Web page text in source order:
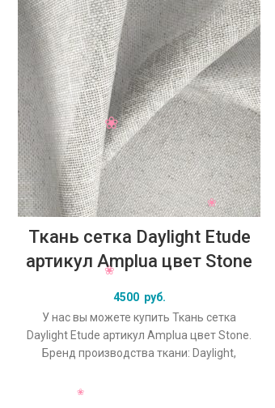
Ткань сетка Daylight Etude
артикул Amplua цвет Stone
4500 руб.
У нас вы можете купить Ткань сетка
Daylight Etude артикул Amplua цвет Stone.
Бренд производства ткани: Daylight,